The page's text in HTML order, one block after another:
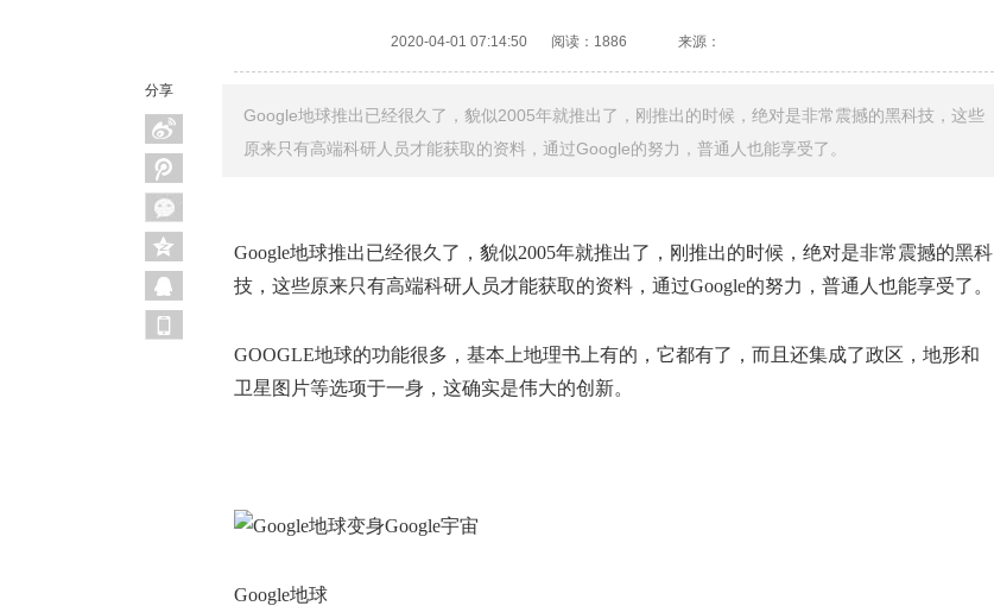
分享
2020-04-01 07:14:50 阅读：1886 来源：
Google地球推出已经很久了，貌似2005年就推出了，刚推出的时候，绝对是非常震撼的黑科技，这些
原来只有高端科研人员才能获取的资料，通过Google的努力，普通人也能享受了。
Google地球推出已经很久了，貌似2005年就推出了，刚推出的时候，绝对是非常震撼的黑科
技，这些原来只有高端科研人员才能获取的资料，通过Google的努力，普通人也能享受了。
GOOGLE地球的功能很多，基本上地理书上有的，它都有了，而且还集成了政区，地形和
卫星图片等选项于一身，这确实是伟大的创新。
Google地球